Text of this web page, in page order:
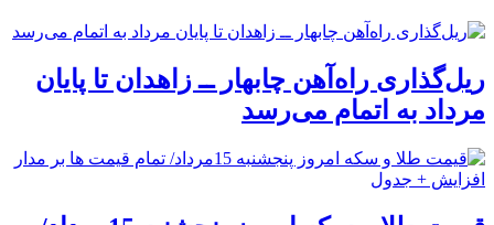
ریل‌گذاری راه‌آهن چابهار ــ زاهدان تا پایان
مرداد به اتمام می‌رسد